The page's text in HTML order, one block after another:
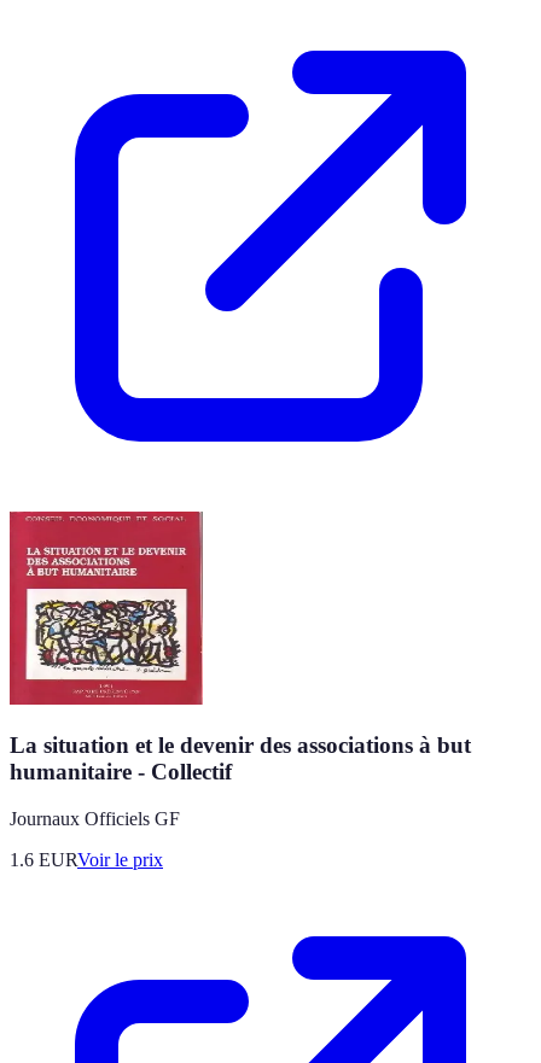
La situation et le devenir des associations à but
humanitaire - Collectif
Journaux Officiels GF
1.6 EURVoir le prix